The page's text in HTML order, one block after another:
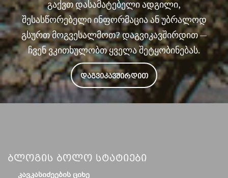
გაქვთ დასამატებელი ადგილი,
შესასწორებელი ინფორმაცია ან უბრალოდ
გსურთ მოგვესალმოთ? დაგვიკავშირდით —
ჩვენ ვკითხულობთ ყველა შეტყობინებას.
ᲓᲐᲒᲕᲘᲙᲐᲕᲨᲘᲠᲓᲘᲗ
Ბლოგის Ბოლო Სტატიები
ᲙᲐᲕᲙᲐᲡᲘᲫᲔᲔᲑᲘᲡ ᲪᲘᲮᲔ